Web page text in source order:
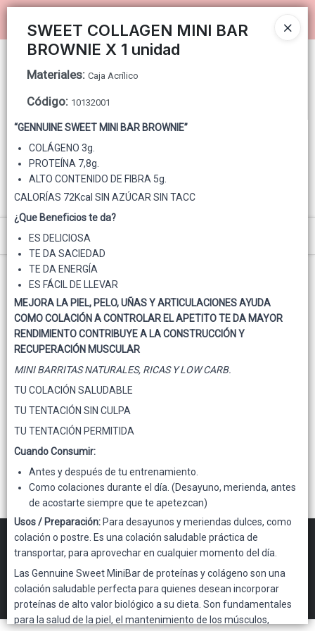
SWEET COLLAGEN MINI BAR
BROWNIE X 1 unidad
Materiales: Caja Acrílico
Código: 10132001
“GENNUINE SWEET MINI BAR BROWNIE”
COLÁGENO 3g.
PROTEÍNA 7,8g.
ALTO CONTENIDO DE FIBRA 5g.
CALORÍAS 72Kcal SIN AZÚCAR SIN TACC
¿Que Beneficios te da?
ES DELICIOSA
TE DA SACIEDAD
TE DA ENERGÍA
ES FÁCIL DE LLEVAR
MEJORA LA PIEL, PELO, UÑAS Y ARTICULACIONES AYUDA
COMO COLACIÓN A CONTROLAR EL APETITO TE DA MAYOR
RENDIMIENTO CONTRIBUYE A LA CONSTRUCCIÓN Y
RECUPERACIÓN MUSCULAR
MINI BARRITAS NATURALES, RICAS Y LOW CARB.
TU COLACIÓN SALUDABLE
TU TENTACIÓN SIN CULPA
TU TENTACIÓN PERMITIDA
Cuando Consumir:
Antes y después de tu entrenamiento.
Como colaciones durante el día. (Desayuno, merienda, antes
de acostarte siempre que te apetezcan)
Usos / Preparación:Para desayunos y meriendas dulces, como
colación o postre. Es una colación saludable práctica de
transportar, para aprovechar en cualquier momento del día.
Las Gennuine Sweet MiniBar de proteínas y colágeno son una
colación saludable perfecta para quienes desean incorporar
proteínas de alto valor biológico a su dieta. Son fundamentales
para la salud de la piel, el mantenimiento de los músculos,
PUNTOS DE VENTA
QUIÉNES SOMOS
GENNUINE PARA CONSUMIDOR FINAL
CONTACTO
Menú
Lista vacía
Gennuine Mayorista©2026